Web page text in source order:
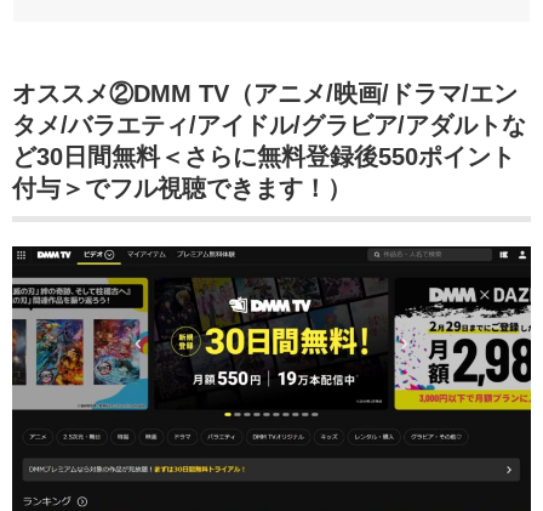
オススメ②DMM TV（アニメ/映画/ドラマ/エン
タメ/バラエティ/アイドル/グラビア/アダルトな
ど30日間無料＜さらに無料登録後550ポイント
付与＞でフル視聴できます！）